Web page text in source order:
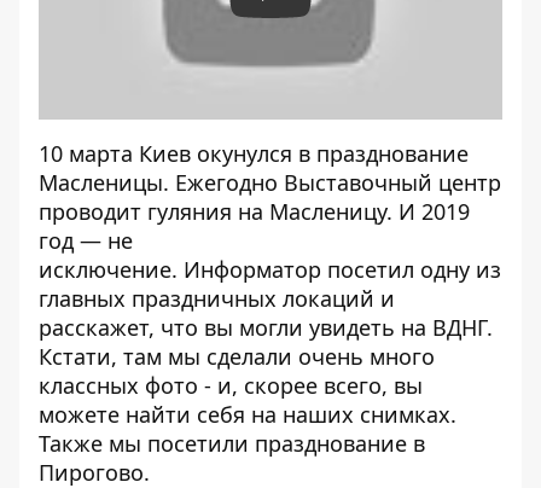
10 марта Киев окунулся в празднование
Масленицы. Ежегодно Выставочный центр
проводит гуляния на Масленицу. И 2019
год — не
исключение. Информатор посетил одну из
главных праздничных локаций и
расскажет, что вы могли увидеть на ВДНГ.
Кстати, там мы сделали очень много
классных фото - и, скорее всего, вы
можете найти себя на наших снимках.
Также мы посетили празднование в
Пирогово.